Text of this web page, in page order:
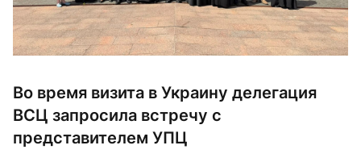
Во время визита в Украину делегация
ВСЦ запросила встречу с
представителем УПЦ